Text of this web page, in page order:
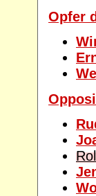
Opfer